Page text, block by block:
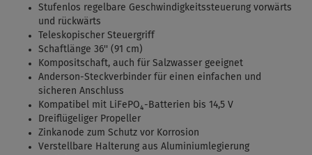
Stufenlos regelbare Geschwindigkeitssteuerung vorwärts
und rückwärts
Teleskopischer Steuergriff
Schaftlänge 36'' (91 cm)
Kompositschaft, auch für Salzwasser geeignet
Anderson-Steckverbinder für einen einfachen und
sicheren Anschluss
Kompatibel mit LiFePO₄-Batterien bis 14,5 V
Dreiflügeliger Propeller
Zinkanode zum Schutz vor Korrosion
Verstellbare Halterung aus Aluminiumlegierung